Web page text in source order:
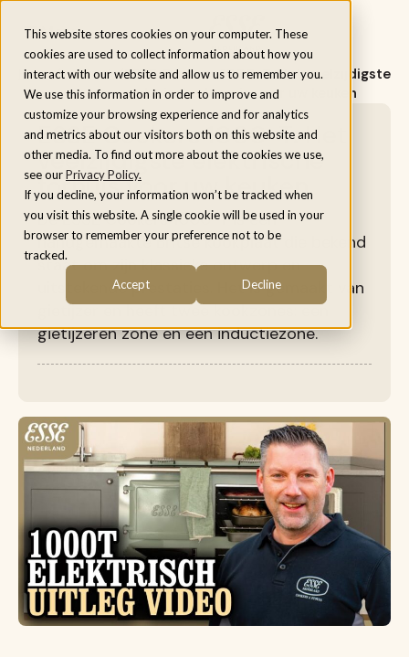
This website stores cookies on your computer. These
cookies are used to collect information about how you
interact with our website and allow us to remember you.
We use this information in order to improve and
customize your browsing experience and for analytics
and metrics about our visitors both on this website and
other media. To find out more about the cookies we use,
see ourPrivacy Policy.
If you decline, your information won’t be tracked when
you visit this website. A single cookie will be used in your
browser to remember your preference not to be
tracked.
Accept Decline
Menu
Home/Inspiratie/ESSE Cookers 1000-T: Het veelzijdigste
elektrische fornuis voor uw keuken
ESSE Cookers 1000-T: Het
veelzijdigste elektrische
fornuis voor uw keuken
De ESSE Cookers 1000-T is een
handgemaakte Britse kookplaat die bekend
staat om zijn klassieke ontwerp en
uitstekende prestaties. Het is gemaakt van
gietijzer en heeft twee kookzones: een
gietijzeren zone en een inductiezone.